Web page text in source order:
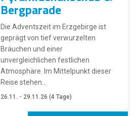
Bergparade
Die Adventszeit im Erzgebirge ist
geprägt von tief verwurzelten
Bräuchen und einer
unvergleichlichen festlichen
Atmosphäre. Im Mittelpunkt dieser
Reise stehen...
26.11. - 29.11.26 (4 Tage)